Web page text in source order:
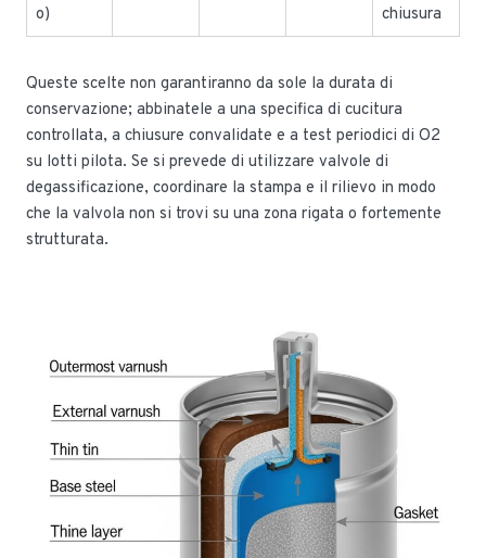
o)
chiusura
Queste scelte non garantiranno da sole la durata di
conservazione; abbinatele a una specifica di cucitura
controllata, a chiusure convalidate e a test periodici di O2
su lotti pilota. Se si prevede di utilizzare valvole di
degassificazione, coordinare la stampa e il rilievo in modo
che la valvola non si trovi su una zona rigata o fortemente
strutturata.